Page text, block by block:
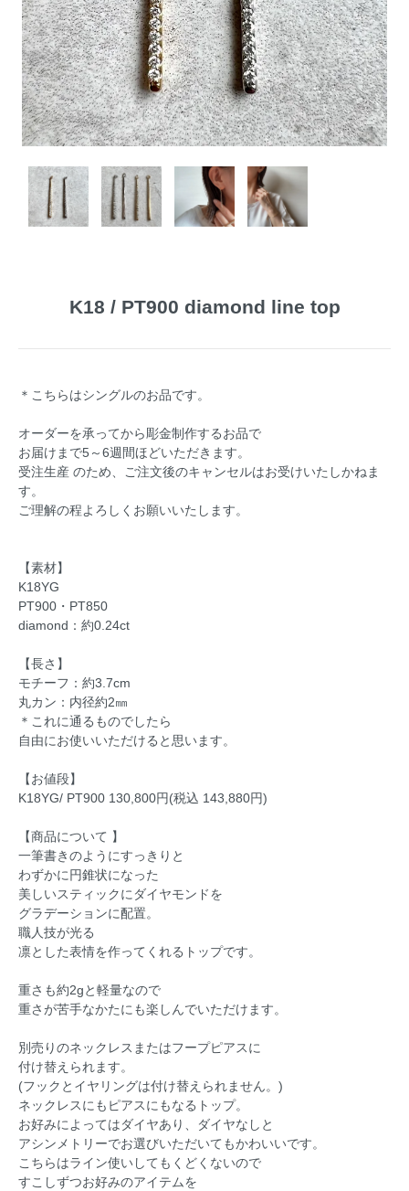
K18 / PT900 diamond line top
＊こちらはシングルのお品です。
オーダーを承ってから彫金制作するお品で
お届けまで5～6週間ほどいただきます。
受注生産 のため、ご注文後のキャンセルはお受けいたしかねま
す。
ご理解の程よろしくお願いいたします。
【素材】
K18YG
PT900・PT850
diamond：約0.24ct
【長さ】
モチーフ：約3.7cm
丸カン：内径約2㎜
＊これに通るものでしたら
自由にお使いいただけると思います。
【お値段】
K18YG/ PT900 130,800円(税込 143,880円)
【商品について 】
一筆書きのようにすっきりと
わずかに円錐状になった
美しいスティックにダイヤモンドを
グラデーションに配置。
職人技が光る
凛とした表情を作ってくれるトップです。
重さも約2gと軽量なので
重さが苦手なかたにも楽しんでいただけます。
別売りのネックレスまたはフープピアスに
付け替えられます。
(フックとイヤリングは付け替えられません。)
ネックレスにもピアスにもなるトップ。
お好みによってはダイヤあり、ダイヤなしと
アシンメトリーでお選びいただいてもかわいいです。
こちらはライン使いしてもくどくないので
すこしずつお好みのアイテムを